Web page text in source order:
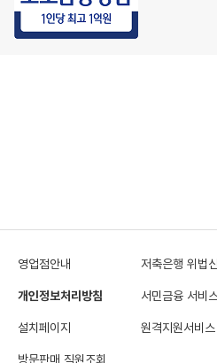
영업점안내 저축은행 위법
개인정보처리방침 서민금융 서비
설치페이지 원격지원서비스
방문판매 직원조회